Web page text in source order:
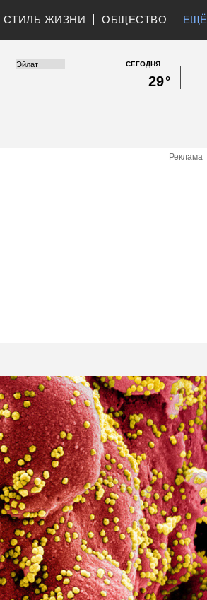
СТИЛЬ ЖИЗНИ ОБЩЕСТВО ЕЩЁ
СЕГОДНЯ
29°
Реклама